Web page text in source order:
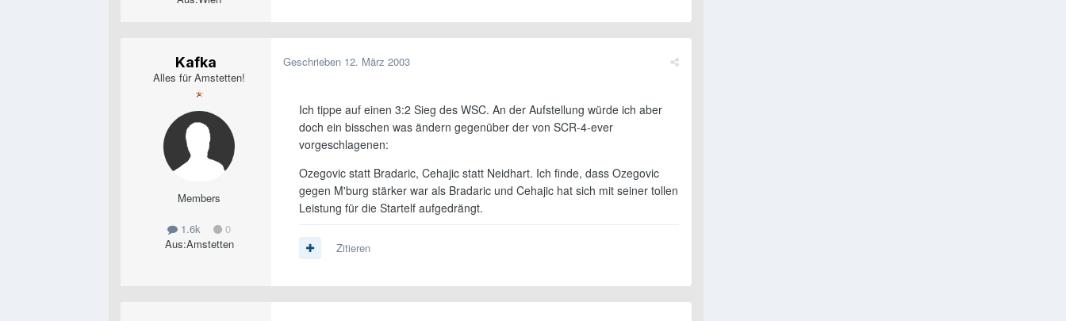
Kafka
Alles für Amstetten!
Members
1.6k
0
Aus:Amstetten
Geschrieben 12. März 2003
Ich tippe auf einen 3:2 Sieg des WSC. An der Aufstellung würde ich aber
doch ein bisschen was ändern gegenüber der von SCR-4-ever
vorgeschlagenen:
Ozegovic statt Bradaric, Cehajic statt Neidhart. Ich finde, dass Ozegovic
gegen M'burg stärker war als Bradaric und Cehajic hat sich mit seiner tollen
Leistung für die Startelf aufgedrängt.
Zitieren